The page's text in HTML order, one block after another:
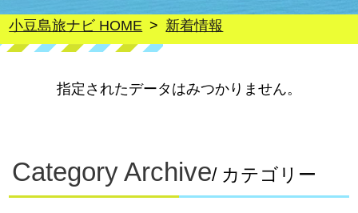
小豆島旅ナビ HOME 新着情報
指定されたデータはみつかりません。
Category Archive/ カテゴリー